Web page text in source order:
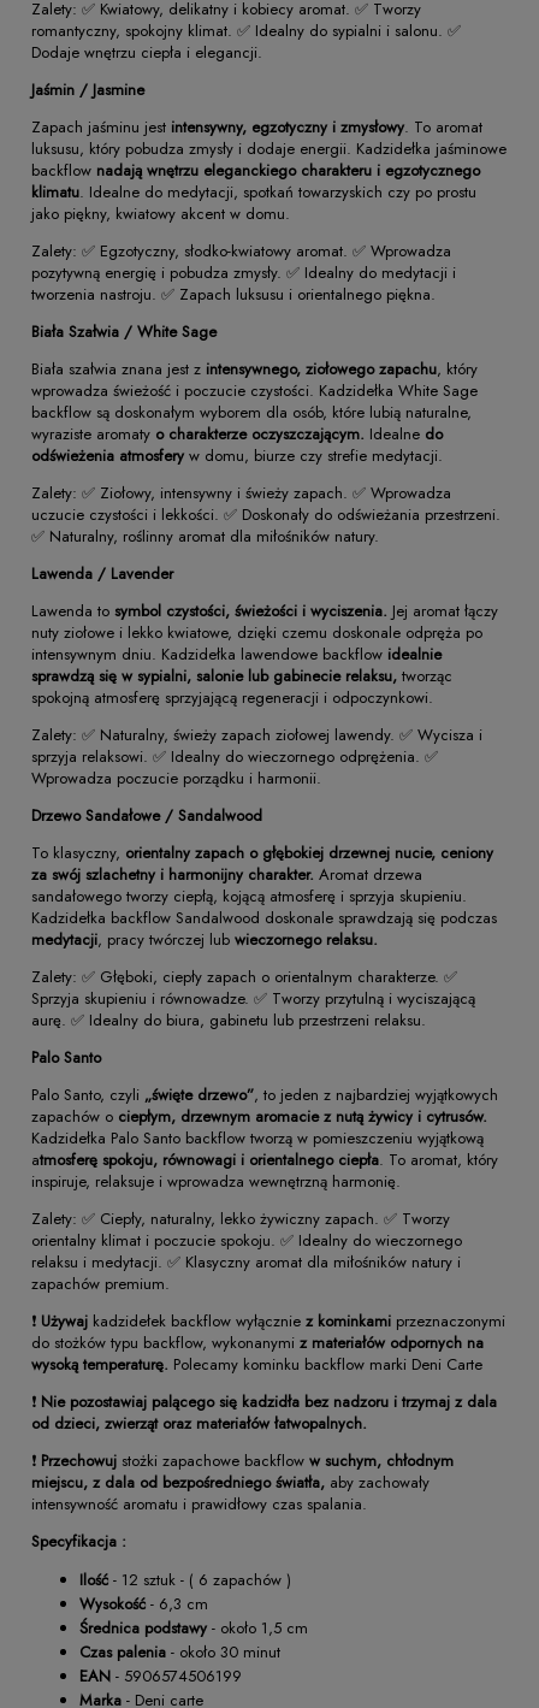
Zalety: ✅ Kwiatowy, delikatny i kobiecy aromat. ✅ Tworzy
romantyczny, spokojny klimat. ✅ Idealny do sypialni i salonu. ✅
Dodaje wnętrzu ciepła i elegancji.
Jaśmin / Jasmine
Zapach jaśminu jest intensywny, egzotyczny i zmysłowy. To aromat
luksusu, który pobudza zmysły i dodaje energii. Kadzidełka jaśminowe
backflow nadają wnętrzu eleganckiego charakteru i egzotycznego
klimatu. Idealne do medytacji, spotkań towarzyskich czy po prostu
jako piękny, kwiatowy akcent w domu.
Zalety: ✅ Egzotyczny, słodko-kwiatowy aromat. ✅ Wprowadza
pozytywną energię i pobudza zmysły. ✅ Idealny do medytacji i
tworzenia nastroju. ✅ Zapach luksusu i orientalnego piękna.
Biała Szałwia / White Sage
Biała szałwia znana jest z intensywnego, ziołowego zapachu, który
wprowadza świeżość i poczucie czystości. Kadzidełka White Sage
backflow są doskonałym wyborem dla osób, które lubią naturalne,
wyraziste aromaty o charakterze oczyszczającym. Idealne do
odświeżenia atmosfery w domu, biurze czy strefie medytacji.
Zalety: ✅ Ziołowy, intensywny i świeży zapach. ✅ Wprowadza
uczucie czystości i lekkości. ✅ Doskonały do odświeżania przestrzeni.
✅ Naturalny, roślinny aromat dla miłośników natury.
Lawenda / Lavender
Lawenda to symbol czystości, świeżości i wyciszenia. Jej aromat łączy
nuty ziołowe i lekko kwiatowe, dzięki czemu doskonale odpręża po
intensywnym dniu. Kadzidełka lawendowe backflow idealnie
sprawdzą się w sypialni, salonie lub gabinecie relaksu, tworząc
spokojną atmosferę sprzyjającą regeneracji i odpoczynkowi.
Zalety: ✅ Naturalny, świeży zapach ziołowej lawendy. ✅ Wycisza i
sprzyja relaksowi. ✅ Idealny do wieczornego odprężenia. ✅
Wprowadza poczucie porządku i harmonii.
Drzewo Sandałowe / Sandalwood
To klasyczny, orientalny zapach o głębokiej drzewnej nucie, ceniony
za swój szlachetny i harmonijny charakter. Aromat drzewa
sandałowego tworzy ciepłą, kojącą atmosferę i sprzyja skupieniu.
Kadzidełka backflow Sandalwood doskonale sprawdzają się podczas
medytacji, pracy twórczej lub wieczornego relaksu.
Zalety: ✅ Głęboki, ciepły zapach o orientalnym charakterze. ✅
Sprzyja skupieniu i równowadze. ✅ Tworzy przytulną i wyciszającą
aurę. ✅ Idealny do biura, gabinetu lub przestrzeni relaksu.
Palo Santo
Palo Santo, czyli „święte drzewo”, to jeden z najbardziej wyjątkowych
zapachów o ciepłym, drzewnym aromacie z nutą żywicy i cytrusów.
Kadzidełka Palo Santo backflow tworzą w pomieszczeniu wyjątkową
atmosferę spokoju, równowagi i orientalnego ciepła. To aromat, który
inspiruje, relaksuje i wprowadza wewnętrzną harmonię.
Zalety: ✅ Ciepły, naturalny, lekko żywiczny zapach. ✅ Tworzy
orientalny klimat i poczucie spokoju. ✅ Idealny do wieczornego
relaksu i medytacji. ✅ Klasyczny aromat dla miłośników natury i
zapachów premium.
❗ Używaj kadzidełek backflow wyłącznie z kominkami przeznaczonymi
do stożków typu backflow, wykonanymi z materiałów odpornych na
wysoką temperaturę. Polecamy kominku backflow marki Deni Carte
❗ Nie pozostawiaj palącego się kadzidła bez nadzoru i trzymaj z dala
od dzieci, zwierząt oraz materiałów łatwopalnych.
❗ Przechowuj stożki zapachowe backflow w suchym, chłodnym
miejscu, z dala od bezpośredniego światła, aby zachowały
intensywność aromatu i prawidłowy czas spalania.
Specyfikacja :
Ilość - 12 sztuk - ( 6 zapachów )
Wysokość - 6,3 cm
Średnica podstawy - około 1,5 cm
Czas palenia - około 30 minut
EAN - 5906574506199
Marka - Deni carte